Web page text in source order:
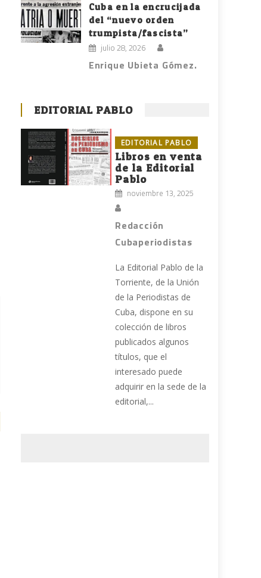
Cuba en la encrucijada
del “nuevo orden
trumpista/fascista”
julio 28, 2026
Enrique Ubieta Gómez.
EDITORIAL PABLO
EDITORIAL PABLO
Libros en venta
de la Editorial
Pablo
noviembre 13, 2025
Redacción
Cubaperiodistas
La Editorial Pablo de la
Torriente, de la Unión
de la Periodistas de
Cuba, dispone en su
colección de libros
publicados algunos
títulos, que el
interesado puede
adquirir en la sede de la
editorial,...